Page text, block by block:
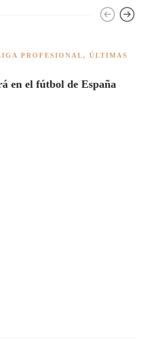
PROFESIONAL, ÚLTIMAS
en el fútbol de España